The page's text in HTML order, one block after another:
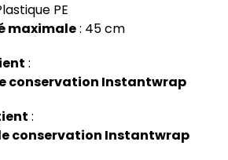
PE
maximale: 45 cm
:
conservation Instantwrap
:
conservation Instantwrap